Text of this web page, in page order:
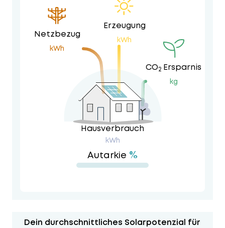
Netzbezug
kWh
Erzeugung
kWh
CO2 Ersparnis
kg
Hausverbrauch
kWh
Autarkie %
Dein durchschnittliches Solarpotenzial für